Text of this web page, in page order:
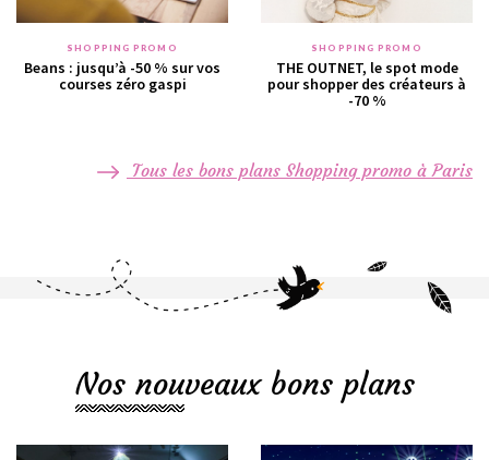
SHOPPING PROMO
Beans : jusqu’à -50 % sur vos
courses zéro gaspi
SHOPPING PROMO
THE OUTNET, le spot mode
pour shopper des créateurs à
-70 %
Tous les bons plans Shopping promo à Paris
Nos nouveaux bons plans